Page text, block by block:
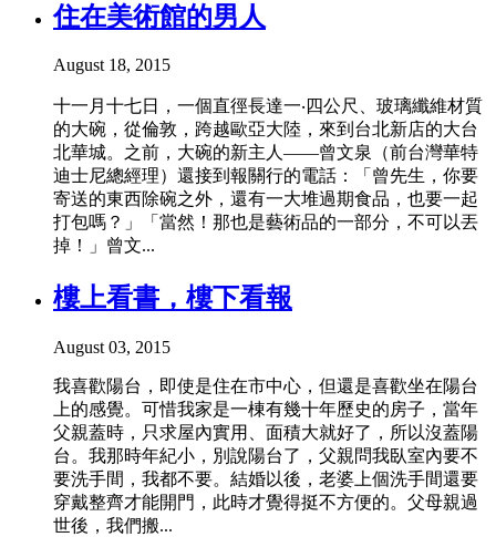
住在美術館的男人
August 18, 2015
十一月十七日，一個直徑長達一‧四公尺、玻璃纖維材質
的大碗，從倫敦，跨越歐亞大陸，來到台北新店的大台
北華城。之前，大碗的新主人——曾文泉（前台灣華特
迪士尼總經理）還接到報關行的電話：「曾先生，你要
寄送的東西除碗之外，還有一大堆過期食品，也要一起
打包嗎？」「當然！那也是藝術品的一部分，不可以丟
掉！」曾文...
樓上看書，樓下看報
August 03, 2015
我喜歡陽台，即使是住在市中心，但還是喜歡坐在陽台
上的感覺。可惜我家是一棟有幾十年歷史的房子，當年
父親蓋時，只求屋內實用、面積大就好了，所以沒蓋陽
台。我那時年紀小，別說陽台了，父親問我臥室內要不
要洗手間，我都不要。結婚以後，老婆上個洗手間還要
穿戴整齊才能開門，此時才覺得挺不方便的。父母親過
世後，我們搬...